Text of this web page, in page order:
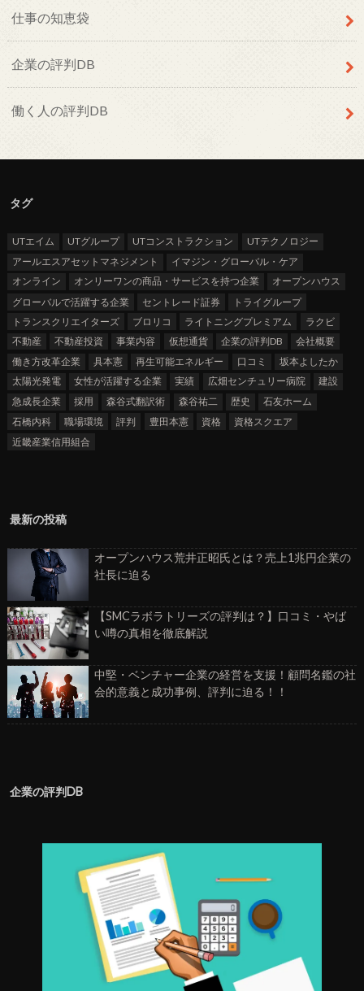
仕事の知恵袋
企業の評判DB
働く人の評判DB
タグ
UTエイム UTグループ UTコンストラクション
UTテクノロジー
アールエスアセットマネジメント
イマジン・グローバル・ケア
オンライン
オンリーワンの商品・サービスを持つ企業
オープンハウス
グローバルで活躍する企業
セントレード証券
トライグループ
トランスクリエイターズ
ブロリコ ライトニングプレミアム
ラクビ
不動産
不動産投資 事業内容 仮想通貨 企業の評判DB
会社概要
働き方改革企業
具本憲 再生可能エネルギー 口コミ
坂本よしたか
太陽光発電
女性が活躍する企業 実績 広畑センチュリー病院
建設
急成長企業
採用 森谷式翻訳術 森谷祐二 歴史
石友ホーム
石橋内科
職場環境 評判 豊田本憲 資格
資格スクエア
近畿産業信用組合
最新の投稿
オープンハウス荒井正昭氏とは？売上1兆円企業の
社長に迫る
【SMCラボラトリーズの評判は？】口コミ・やば
い噂の真相を徹底解説
中堅・ベンチャー企業の経営を支援！顧問名鑑の社
会的意義と成功事例、評判に迫る！！
企業の評判DB